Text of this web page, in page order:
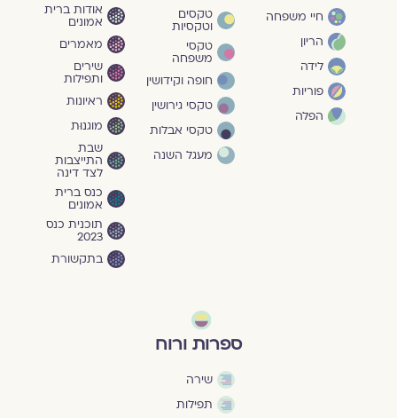
חיי משפחה
הריון
לידה
פוריות
הפלה
טקסים
וטקסיות
טקסי
משפחה
חופה וקידושין
טקסי גירושין
טקסי אבלות
מעגל השנה
אודות ברית
אמונים
מאמרים
שירים
ותפילות
ראיונות
מוגנוּת
שבת
התייצבות
לצד דינה
כנס ברית
אמונים
תוכנית כנס
2023
בתקשורת
ספרות ורוח
שירה
תפילות